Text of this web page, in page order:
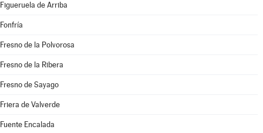
Figueruela de Arriba
Fonfría
Fresno de la Polvorosa
Fresno de la Ribera
Fresno de Sayago
Friera de Valverde
Fuente Encalada